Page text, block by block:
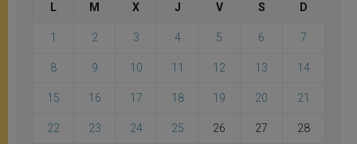
L M X J V S D
1 2 3 4 5 6 7
8 9 10 11 12 13 14
15 16 17 18 19 20 21
22 23 24 25 26 27 28